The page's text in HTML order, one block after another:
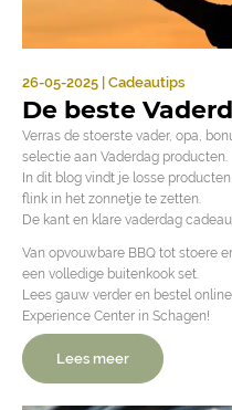
26-05-2025 | Cadeautips
De beste
Verras de stoerste vader, opa,
selectie aan Vaderdag producten.
In dit blog vindt je losse
flink in het zonnetje te zetten.
De kant en klare vaderdag
Van opvouwbare BBQ tot stoere
een volledige buitenkook set.
Lees gauw verder en bestel
Experience Center in Schagen!
Lees meer